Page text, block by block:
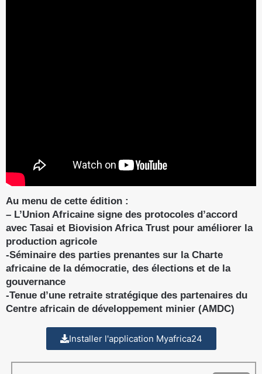
Au menu de cette édition :
– L’Union Africaine signe des protocoles d’accord
avec Tasai et Biovision Africa Trust pour améliorer la
production agricole
-Séminaire des parties prenantes sur la Charte
africaine de la démocratie, des élections et de la
gouvernance
-Tenue d’une retraite stratégique des partenaires du
Centre africain de développement minier (AMDC)
Installer l'application Myafrica24